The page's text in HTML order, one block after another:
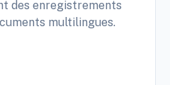
des enregistrements
multilingues.